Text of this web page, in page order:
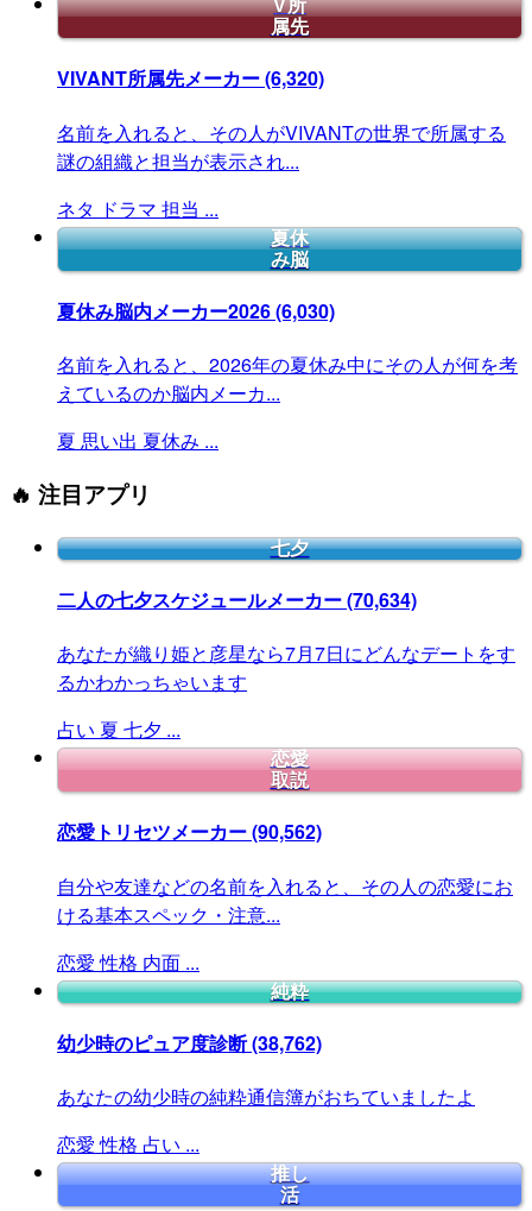
V所
属先
VIVANT所属先メーカー(6,320)
名前を入れると、その人がVIVANTの世界で所属する
謎の組織と担当が表示され...
ネタ ドラマ 担当 ...
夏休
み脳
夏休み脳内メーカー2026(6,030)
名前を入れると、2026年の夏休み中にその人が何を考
えているのか脳内メーカ...
夏 思い出 夏休み ...
🔥 注目アプリ
七夕
二人の七夕スケジュールメーカー(70,634)
あなたが織り姫と彦星なら7月7日にどんなデートをす
るかわかっちゃいます
占い 夏 七夕 ...
恋愛
取説
恋愛トリセツメーカー(90,562)
自分や友達などの名前を入れると、その人の恋愛にお
ける基本スペック・注意...
恋愛 性格 内面 ...
純粋
幼少時のピュア度診断(38,762)
あなたの幼少時の純粋通信簿がおちていましたよ
恋愛 性格 占い ...
推し
活